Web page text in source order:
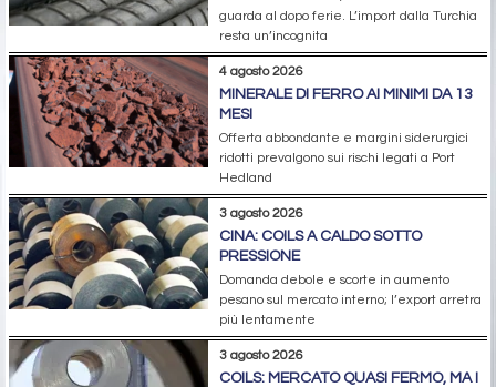
guarda al dopo ferie. L’import dalla Turchia
resta un’incognita
4 agosto 2026
MINERALE DI FERRO AI MINIMI DA 13
MESI
Offerta abbondante e margini siderurgici
ridotti prevalgono sui rischi legati a Port
Hedland
3 agosto 2026
CINA: COILS A CALDO SOTTO
PRESSIONE
Domanda debole e scorte in aumento
pesano sul mercato interno; l’export arretra
più lentamente
3 agosto 2026
COILS: MERCATO QUASI FERMO, MA I